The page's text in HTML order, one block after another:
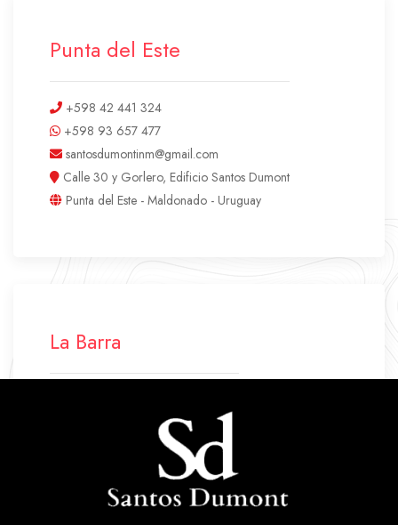
Punta del Este
+598 42 441 324
+598 93 657 477
santosdumontinm@gmail.com
Calle 30 y Gorlero, Edificio Santos Dumont
Punta del Este - Maldonado - Uruguay
La Barra
+598 94 640 045
labarra.santosdumont@gmail.com
Ruta 10 Parada 43
La Barra - Maldonado - Uruguay